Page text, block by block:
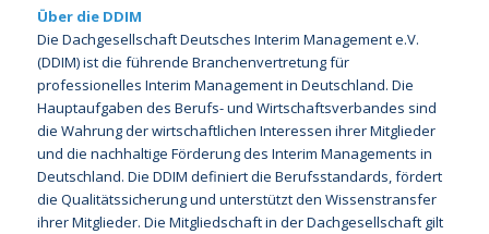
Über die DDIM
Die Dachgesellschaft Deutsches Interim Management e.V.
(DDIM) ist die führende Branchenvertretung für
professionelles Interim Management in Deutschland. Die
Hauptaufgaben des Berufs- und Wirtschaftsverbandes sind
die Wahrung der wirtschaftlichen Interessen ihrer Mitglieder
und die nachhaltige Förderung des Interim Managements in
Deutschland. Die DDIM definiert die Berufsstandards, fördert
die Qualitätssicherung und unterstützt den Wissenstransfer
ihrer Mitglieder. Die Mitgliedschaft in der Dachgesellschaft gilt